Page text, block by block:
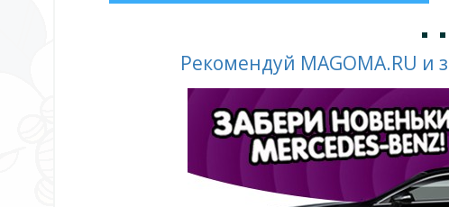
Рекомендуй MAGOMA.RU и